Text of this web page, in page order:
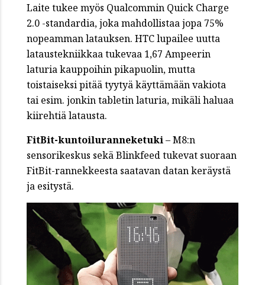
Laite tukee myös Qualcommin Quick Charge
2.0 -standardia, joka mahdollistaa jopa 75%
nopeamman latauksen. HTC lupailee uutta
lataustekniikkaa tukevaa 1,67 Ampeerin
laturia kauppoihin pikapuolin, mutta
toistaiseksi pitää tyytyä käyttämään vakiota
tai esim. jonkin tabletin laturia, mikäli haluaa
kiirehtiä latausta.
FitBit-kuntoiluranneketuki– M8:n
sensorikeskus sekä Blinkfeed tukevat suoraan
FitBit-rannekkeesta saatavan datan keräystä
ja esitystä.